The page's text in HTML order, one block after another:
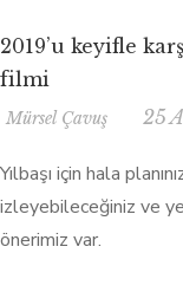
2019’u keyifle
filmi
Mürsel Çavuş 25
Yılbaşı için hala
izleyebileceğiniz ve
önerimiz var.